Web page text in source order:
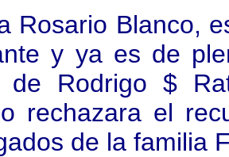
Rosario Blanco,
y ya es de
de Rodrigo $
rechazara el
de la familia